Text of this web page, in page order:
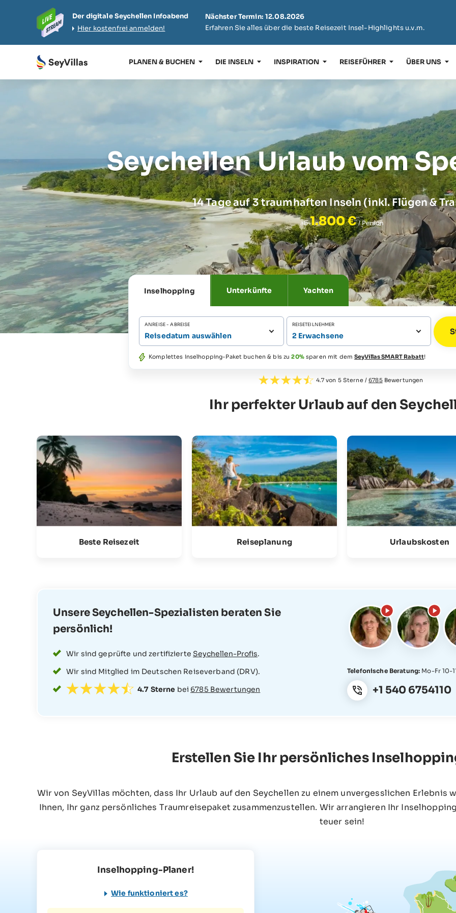
Der digitale Seychellen Infoabend
Hier kostenfrei anmelden!
Nächster Termin: 12.08.2026
Erfahren Sie alles über die beste Reisezeit Insel-Highlights u.v.m.
PLANEN & BUCHEN DIE INSELN INSPIRATION REISEFÜHRER ÜBER UNS
Seychellen Urlaub vom
14 Tage auf 3 traumhaften Inseln(inkl. Flügen &
ab 1.800 € / Person
Inselhopping
ANREISE - ABREISE
Reisedatum auswählen
REISETEILNEHMER
2 Erwachsene
Komplettes Inselhopping-Paket buchen & bis zu20%sparen mit demSeyVillas SMART Rabatt!
Unterkünfte Yachten
4.7 von 5 Sterne /6785Bewertungen
Ihr perfekter Urlaub auf den
Beste Reisezeit Reiseplanung Urlaubskosten
Unsere Seychellen-Spezialisten beraten Sie
persönlich!
Wir sind geprüfte und zertifizierteSeychellen-Profis.
Wir sind Mitglied im Deutschen Reiseverband (DRV).
4.7 Sterne bei 6785 Bewertungen
Telefonische Beratung: Mo-Fr 10-
+1 540 6754110
Erstellen Sie Ihr persönliches
Wir von SeyVillas möchten, dass Ihr Urlaub auf den Seychellen zu einem unvergesslichen Erlebnis
Ihnen, Ihr ganz persönliches Traumreisepaket zusammenzustellen. Wir arrangieren Ihr
teuer sein!
Inselhopping-Planer!
Wie funktioniert es?